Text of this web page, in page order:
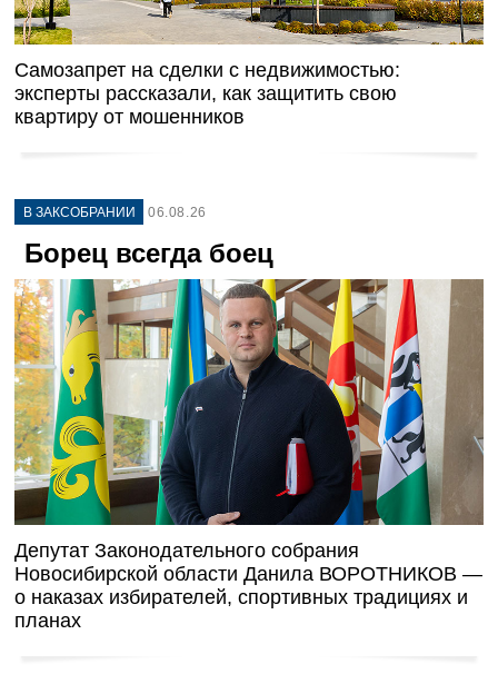
Самозапрет на сделки с недвижимостью:
эксперты рассказали, как защитить свою
квартиру от мошенников
В ЗАКСОБРАНИИ 06.08.26
Борец всегда боец
Депутат Законодательного собрания
Новосибирской области Данила ВОРОТНИКОВ —
о наказах избирателей, спортивных традициях и
планах